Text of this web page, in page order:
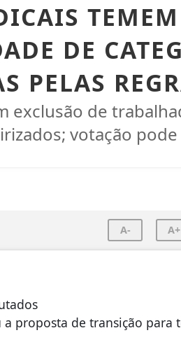
TEMEM
DE
PELAS
exclusão de
votação
A- A+
proposta de transição para